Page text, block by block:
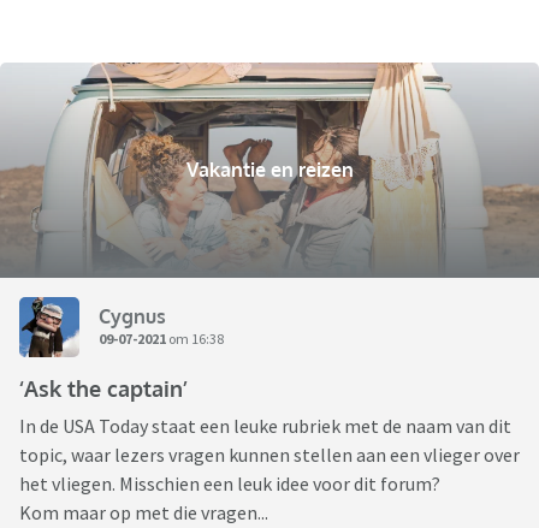
Vakantie en reizen
Cygnus
09-07-2021 om 16:38
‘Ask the captain’
In de USA Today staat een leuke rubriek met de naam van dit
topic, waar lezers vragen kunnen stellen aan een vlieger over
het vliegen. Misschien een leuk idee voor dit forum?
Kom maar op met die vragen...